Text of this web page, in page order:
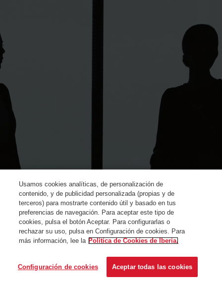
Usamos cookies analíticas, de personalización de
contenido, y de publicidad personalizada (propias y de
terceros) para mostrarte contenido útil y basado en tus
preferencias de navegación. Para aceptar este tipo de
cookies, pulsa el botón Aceptar. Para configurarlas o
rechazar su uso, pulsa en Configuración de cookies. Para
más información, lee la Política de Cookies de Iberia.
Configuración de cookies Aceptar todas las cookies